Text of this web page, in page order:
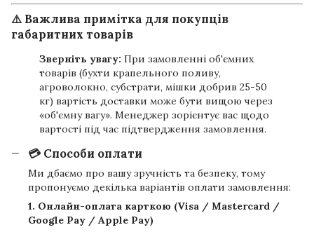
⚠️ Важлива примітка для покупців
габаритних товарів
Зверніть увагу: При замовленні об'ємних
товарів (бухти крапельного поливу,
агроволокно, субстрати, мішки добрив 25-50
кг) вартість доставки може бути вищою через
«об'ємну вагу». Менеджер зорієнтує вас щодо
вартості під час підтвердження замовлення.
💳 Способи оплати
Ми дбаємо про вашу зручність та безпеку, тому
пропонуємо декілька варіантів оплати замовлення:
1. Онлайн-оплата карткою (Visa / Mastercard /
Google Pay / Apple Pay)